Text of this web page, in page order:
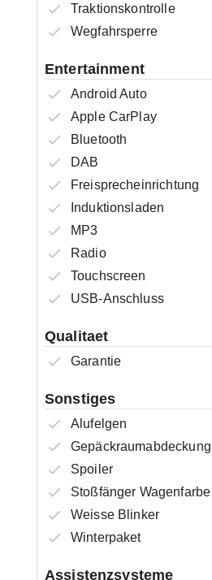
Traktionskontrolle
Wegfahrsperre
Entertainment
Android Auto
Apple CarPlay
Bluetooth
DAB
Freisprecheinrichtung
Induktionsladen
MP3
Radio
Touchscreen
USB-Anschluss
Qualitaet
Garantie
Sonstiges
Alufelgen
Gepäckraumabdeckung
Spoiler
Stoßfänger Wagenfarbe
Weisse Blinker
Winterpaket
Assistenzsysteme